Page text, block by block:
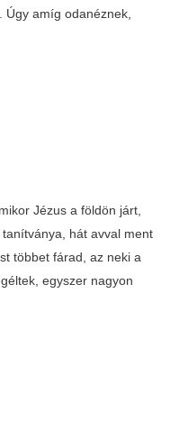
amíg odanéznek,
Jézus a földön járt,
hát avval ment
többet fárad, az neki a
egyszer nagyon